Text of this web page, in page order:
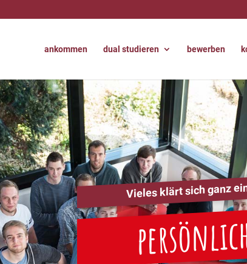
ankommen dual studieren bewerben
Vieles klärt sich ganz